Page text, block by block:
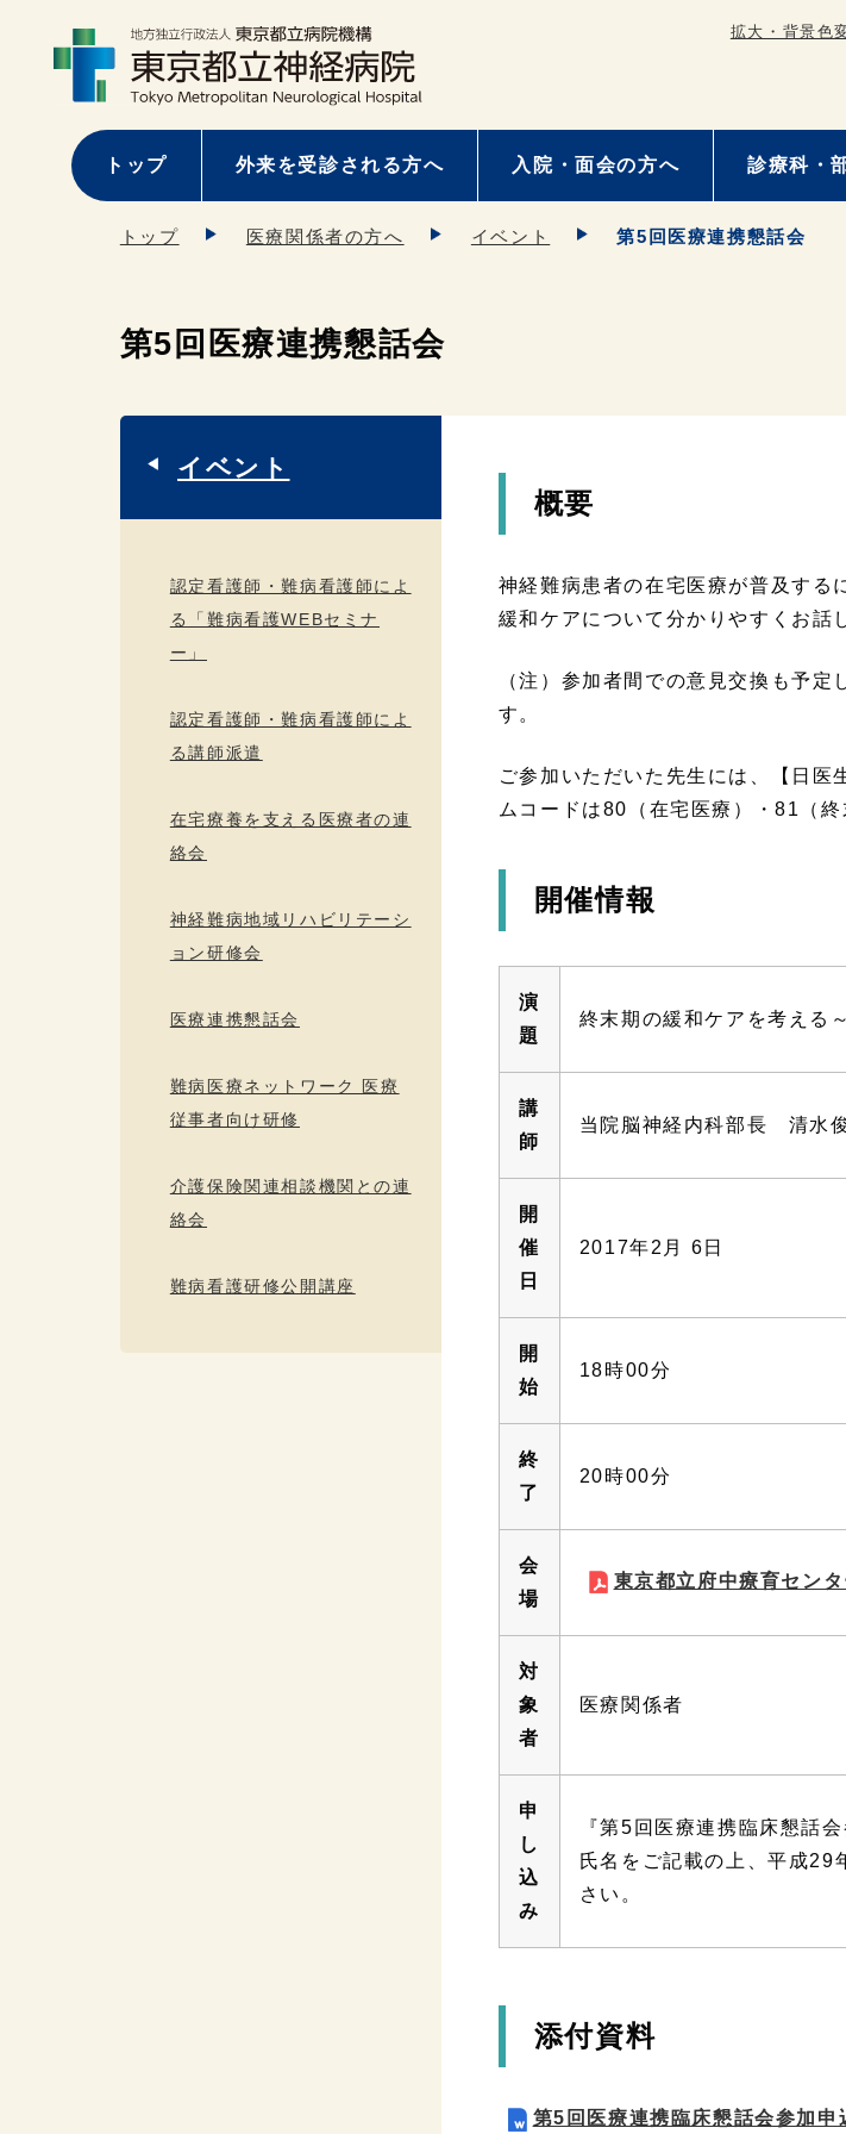
拡大・背景色
トップ 外来を受診される方へ 入院・面会の方へ 診療科・
トップ 医療関係者の方へ イベント 第5回医療連携懇話会
第5回医療連携懇話会
概要
神経難病患者の在宅医療が普及する
緩和ケアについて分かりやすくお話
（注）参加者間での意見交換も予
す。
ご参加いただいた先生には、【日
ムコードは80（在宅医療）・81（終
開催情報
演
題
終末期の緩和ケアを考える
講
師
当院脳神経内科部長 清水
開
催
日
2017年2月 6日
開
始
18時00分
終
了
20時00分
会
場
東京都立府中療育セン
対
象
者
医療関係者
申
し
込
み
『第5回医療連携臨床懇話
氏名をご記載の上、平成29
さい。
添付資料
第5回医療連携臨床懇話会参加申
イベント
認定看護師・難病看護師によ
る「難病看護WEBセミナ
ー」
認定看護師・難病看護師によ
る講師派遣
在宅療養を支える医療者の連
絡会
神経難病地域リハビリテーシ
ョン研修会
医療連携懇話会
難病医療ネットワーク 医療
従事者向け研修
介護保険関連相談機関との連
絡会
難病看護研修公開講座